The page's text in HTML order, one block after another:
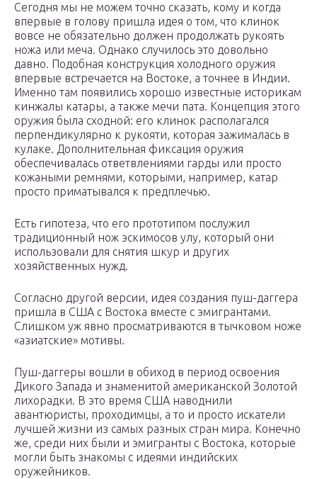
Сегодня мы не можем точно сказать, кому и когда
впервые в голову пришла идея о том, что клинок
вовсе не обязательно должен продолжать рукоять
ножа или меча. Однако случилось это довольно
давно. Подобная конструкция холодного оружия
впервые встречается на Востоке, а точнее в Индии.
Именно там появились хорошо известные историкам
кинжалы катары, а также мечи пата. Концепция этого
оружия была сходной: его клинок располагался
перпендикулярно к рукояти, которая зажималась в
кулаке. Дополнительная фиксация оружия
обеспечивалась ответвлениями гарды или просто
кожаными ремнями, которыми, например, катар
просто приматывался к предплечью.
Есть гипотеза, что его прототипом послужил
традиционный нож эскимосов улу, который они
использовали для снятия шкур и других
хозяйственных нужд.
Согласно другой версии, идея создания пуш-даггера
пришла в США с Востока вместе с эмигрантами.
Слишком уж явно просматриваются в тычковом ноже
«азиатские» мотивы.
Пуш-даггеры вошли в обиход в период освоения
Дикого Запада и знаменитой американской Золотой
лихорадки. В это время США наводнили
авантюристы, проходимцы, а то и просто искатели
лучшей жизни из самых разных стран мира. Конечно
же, среди них были и эмигранты с Востока, которые
могли быть знакомы с идеями индийских
оружейников.